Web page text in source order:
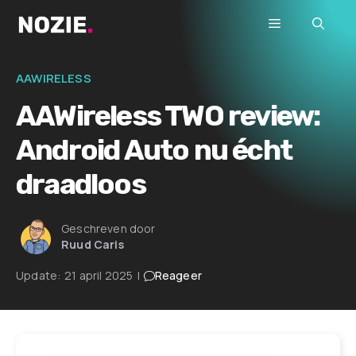
naar
inhoud
Menu
AAWIRELESS
AAWireless TWO review:
Android Auto nu écht
draadloos
Geschreven door
Ruud Caris
Update: 21 april 2025 | Reageer